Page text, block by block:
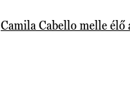
Camila Cabello melle